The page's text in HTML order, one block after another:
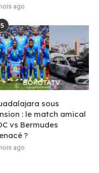
ago
5
sous
: le match amical
vs Bermudes
?
ago